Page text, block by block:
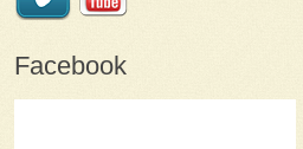
Facebook